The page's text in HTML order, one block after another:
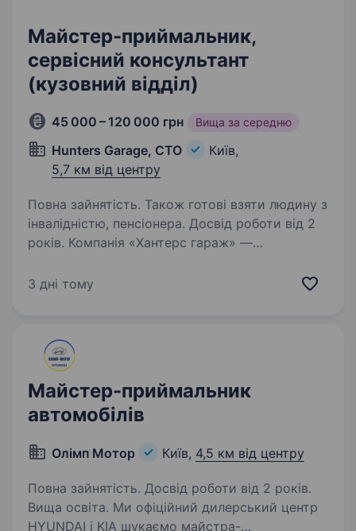
Майстер-приймальник,
сервісний консультант
(кузовний відділ)
45 000 – 120 000 грн Вища за середню
Hunters Garage, СТО
Київ,
5,7 км від центру
Повна зайнятість. Також готові взяти людину з
інвалідністю, пенсіонера. Досвід роботи від 2
років. Компанія «Хантерс гараж» —
і обслуговування автомобілів, запрошує
Наш Сайт: https://hunters-garage.com.ua/…
3 дні тому
Майстер-приймальник
автомобілів
Олімп Мотор Київ, 4,5 км від центру
Повна зайнятість. Досвід роботи від 2 років.
Вища освіта. Ми офіційний дилерський центр
HYUNDAI i KIA шукаємо майстра-